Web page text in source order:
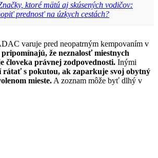
ktoré mätú aj skúsených vodičov:
prednosť na úzkych cestách?
varuje pred neopatrným kempovaním v
že neznalosť miestnych
človeka právnej zodpovednosti. Inými
rátať s pokutou, ak zaparkuje svoj obytný
mieste.A zoznam môže byť dlhý v